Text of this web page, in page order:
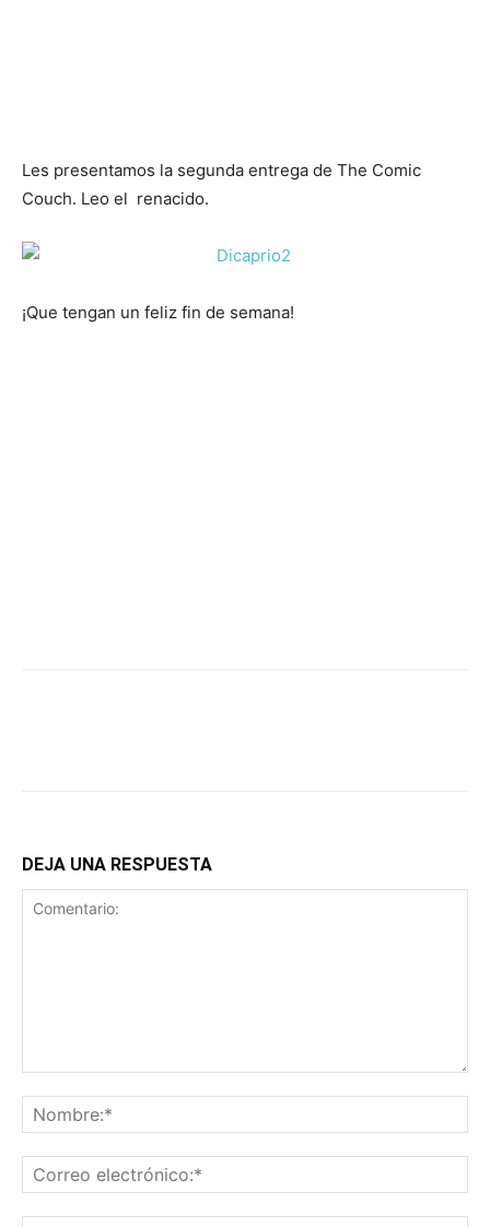
Les presentamos la segunda entrega de The Comic
Couch. Leo el renacido.
¡Que tengan un feliz fin de semana!
DEJA UNA RESPUESTA